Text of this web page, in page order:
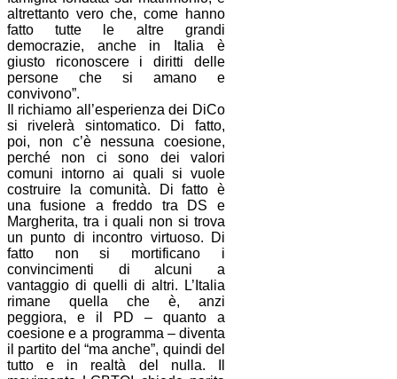
altrettanto vero che, come hanno
fatto tutte le altre grandi
democrazie, anche in Italia è
giusto riconoscere i diritti delle
persone che si amano e
convivono”.
Il richiamo all’esperienza dei DiCo
si rivelerà sintomatico. Di fatto,
poi, non c’è nessuna coesione,
perché non ci sono dei valori
comuni intorno ai quali si vuole
costruire la comunità. Di fatto è
una fusione a freddo tra DS e
Margherita, tra i quali non si trova
un punto di incontro virtuoso. Di
fatto non si mortificano i
convincimenti di alcuni a
vantaggio di quelli di altri. L’Italia
rimane quella che è, anzi
peggiora, e il PD – quanto a
coesione e a programma – diventa
il partito del “ma anche”, quindi del
tutto e in realtà del nulla. Il